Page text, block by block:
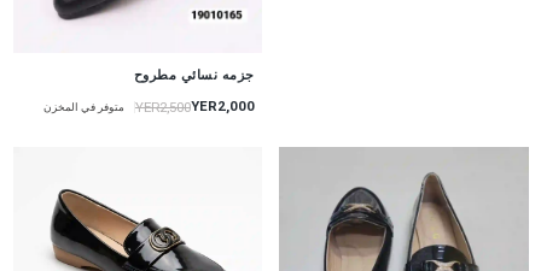
جزمه نسائي مطروح
YER2,000
YER2,500 متوفر في المخزن